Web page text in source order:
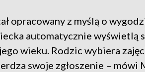
opracowany z myślą o
automatycznie wyświetlą
wieku. Rodzic wybiera
swoje zgłoszenie –